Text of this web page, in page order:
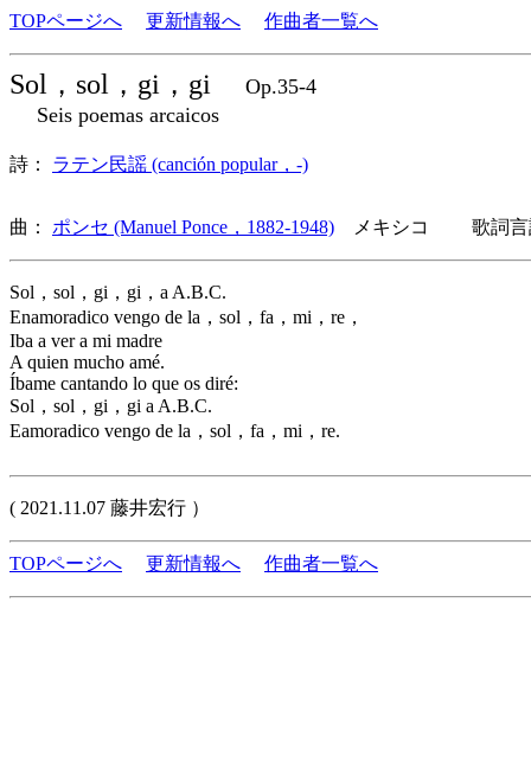
TOPページへ 更新情報へ 作曲者一覧へ
Sol，sol，gi，gi
Op.35-4
Seis poemas arcaicos
詩： ラテン民謡 (canción popular，-)
曲： ポンセ (Manuel Ponce，1882-1948) メキシコ 歌詞言
Sol，sol，gi，gi，a A.B.C.
Enamoradico vengo de la，sol，fa，mi，re，
Iba a ver a mi madre
A quien mucho amé.
Íbame cantando lo que os diré:
Sol，sol，gi，gi a A.B.C.
Eamoradico vengo de la，sol，fa，mi，re.
( 2021.11.07 藤井宏行 ）
TOPページへ 更新情報へ 作曲者一覧へ